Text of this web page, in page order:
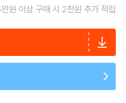
원 이상 구매 시 2천원 추가 적립